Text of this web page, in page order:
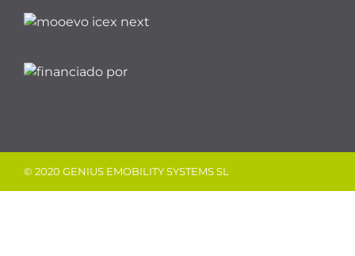
© 2020 GENIUS EMOBILITY SYSTEMS SL